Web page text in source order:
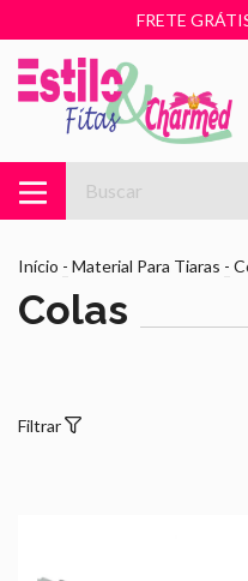
FRETE
Início - Material Para Tiaras -
Colas
Filtrar